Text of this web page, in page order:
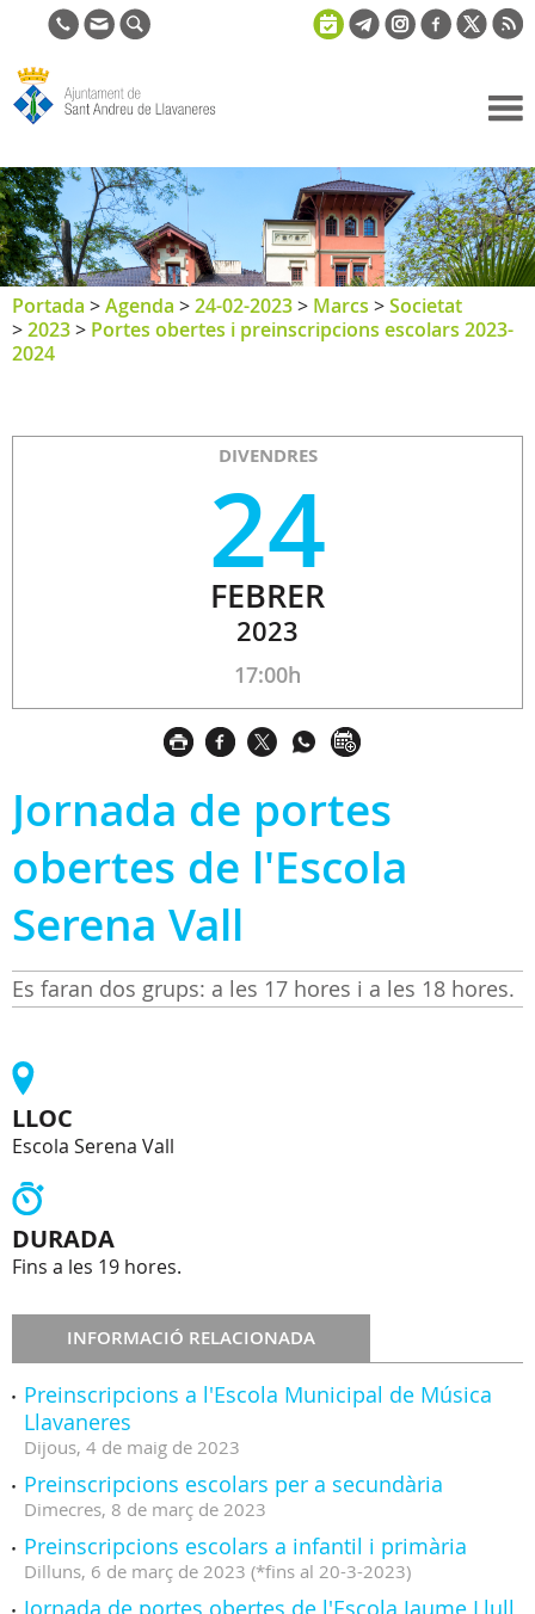
de Sant
Andreu de
Llavaneres
Portada >Agenda >24-02-2023> Marcs >Societat
>2023> Portes obertes i preinscripcions escolars 2023-
2024
DIVENDRES
24
FEBRER
2023
17:00h
Jornada de portes
obertes de l'Escola
Serena Vall
Es faran dos grups: a les 17 hores i a les 18 hores.
LLOC
Escola Serena Vall
DURADA
Fins a les 19 hores.
INFORMACIÓ RELACIONADA
Preinscripcions a l'Escola Municipal de Música
Llavaneres
Dijous, 4 de maig de 2023
Preinscripcions escolars per a secundària
Dimecres, 8 de març de 2023
Preinscripcions escolars a infantil i primària
Dilluns, 6 de març de 2023 (*fins al 20-3-2023)
Jornada de portes obertes de l'Escola Jaume Llull